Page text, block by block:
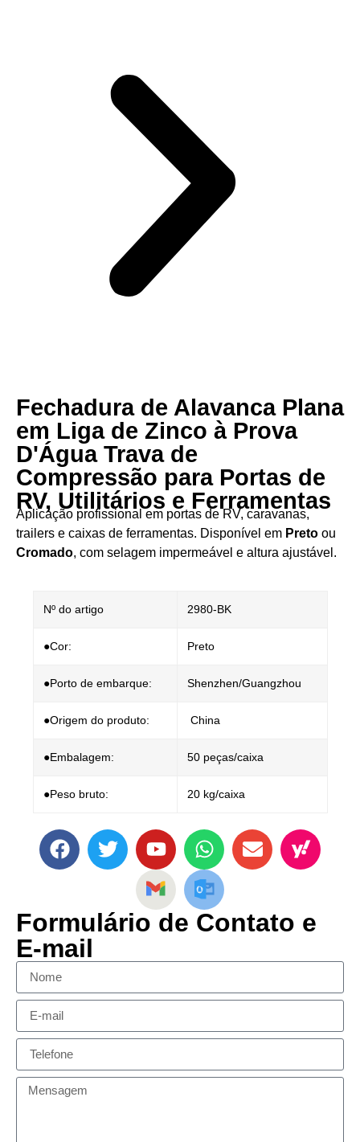
Fechadura de Alavanca Plana
em Liga de Zinco à Prova
D'Água Trava de
Compressão para Portas de
RV, Utilitários e Ferramentas
Aplicação profissional em portas de RV, caravanas,
trailers e caixas de ferramentas. Disponível em ​ Preto ou ​
Cromado, com selagem impermeável e altura ajustável.
Nº do artigo 2980-BK
●Cor: Preto
●Porto de embarque: Shenzhen/Guangzhou
●Origem do produto: China
●Embalagem: 50 peças/caixa
●Peso bruto: 20 kg/caixa
Formulário de Contato e
E-mail